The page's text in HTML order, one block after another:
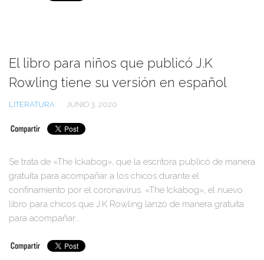
El libro para niños que publicó J.K
Rowling tiene su versión en español
LITERATURA JUNIO 3, 2020
Se trata de «The Ickabog», que la escritora publicó de manera
gratuita para acompañar a los chicos durante el
confinamiento por el coronavirus. «The Ickabog», el nuevo
libro para chicos que J.K Rowling lanzó de manera gratuita
para acompañar...